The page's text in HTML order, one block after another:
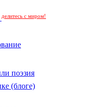
делитесь с миром!
поэзия
(блоге)